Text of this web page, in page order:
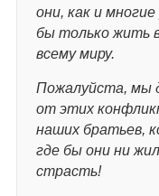
они, как и
бы только жить
всему миру.
Пожалуйста, мы
от этих
наших братьев,
где бы они ни
страсть!